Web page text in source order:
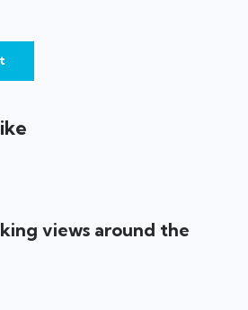
views around the